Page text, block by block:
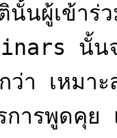
นผู้เข้าร่ว
นั้น
ว่า เหมา
การพูดคุย